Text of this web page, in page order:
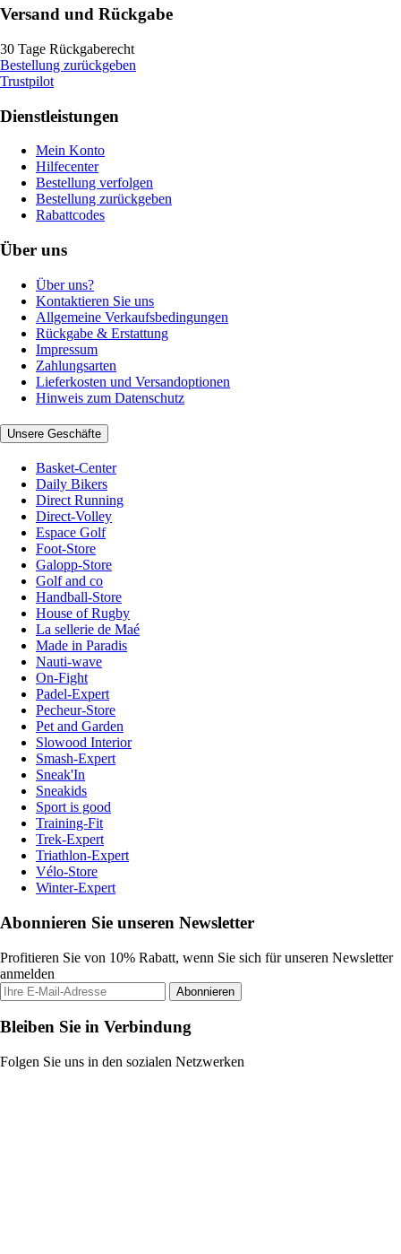
Versand und Rückgabe
30 Tage Rückgaberecht
Bestellung zurückgeben
Trustpilot
Dienstleistungen
Mein Konto
Hilfecenter
Bestellung verfolgen
Bestellung zurückgeben
Rabattcodes
Über uns
Über uns?
Kontaktieren Sie uns
Allgemeine Verkaufsbedingungen
Rückgabe & Erstattung
Impressum
Zahlungsarten
Lieferkosten und Versandoptionen
Hinweis zum Datenschutz
Unsere Geschäfte
Basket-Center
Daily Bikers
Direct Running
Direct-Volley
Espace Golf
Foot-Store
Galopp-Store
Golf and co
Handball-Store
House of Rugby
La sellerie de Maé
Made in Paradis
Nauti-wave
On-Fight
Padel-Expert
Pecheur-Store
Pet and Garden
Slowood Interior
Smash-Expert
Sneak'In
Sneakids
Sport is good
Training-Fit
Trek-Expert
Triathlon-Expert
Vélo-Store
Winter-Expert
Abonnieren Sie unseren Newsletter
Profitieren Sie von 10% Rabatt, wenn Sie sich für unseren Newsletter
anmelden
Abonnieren
Bleiben Sie in Verbindung
Folgen Sie uns in den sozialen Netzwerken